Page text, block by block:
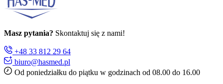
Masz pytania? Skontaktuj się z nami!
+48 33 812 29 64
biuro@hasmed.pl
Od poniedziałku do piątku w godzinach od 08.00 do 16.00